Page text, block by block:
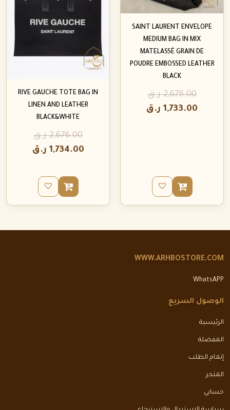
SAINT LAURENT ENVELOPE
MEDIUM BAG IN MIX
MATELASSÉ GRAIN DE
POUDRE EMBOSSED LEATHER
BLACK
2,676.00 ر.ق
1,733.00 ر.ق
RIVE GAUCHE TOTE BAG IN
LINEN AND LEATHER
BLACK&WHITE
2,676.00 ر.ق
1,734.00 ر.ق
WWW.ARHBOSTORE.COM
WhatsAPP
الوصول السريع
الرئيسية
المفضلة
إتمام الطلب
المتجر
حسابي